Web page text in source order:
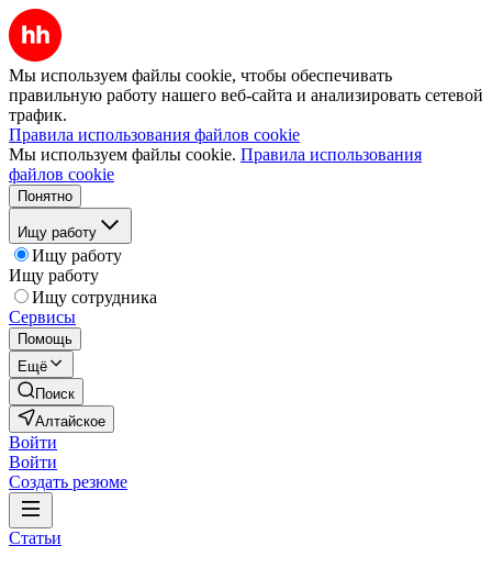
Мы используем файлы cookie, чтобы обеспечивать
правильную работу нашего веб-сайта и анализировать сетевой
трафик.
Правила использования файлов cookie
Мы используем файлы cookie. Правила использования
файлов cookie
Понятно
Ищу работу
Ищу работу
Ищу работу
Ищу сотрудника
Сервисы
Помощь
Ещё
Поиск
Алтайское
Войти
Войти
Создать резюме
Статьи